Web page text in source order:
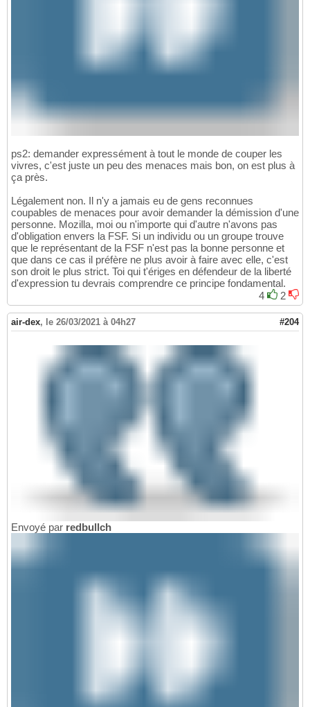
ps2: demander expressément à tout le monde de couper les
vivres, c'est juste un peu des menaces mais bon, on est plus à
ça près.
Légalement non. Il n'y a jamais eu de gens reconnues
coupables de menaces pour avoir demander la démission d'une
personne. Mozilla, moi ou n'importe qui d'autre n'avons pas
d'obligation envers la FSF. Si un individu ou un groupe trouve
que le représentant de la FSF n'est pas la bonne personne et
que dans ce cas il préfère ne plus avoir à faire avec elle, c'est
son droit le plus strict. Toi qui t'ériges en défendeur de la liberté
d'expression tu devrais comprendre ce principe fondamental.
4
2
air-dex, le 26/03/2021 à 04h27 #204
Envoyé par redbullch